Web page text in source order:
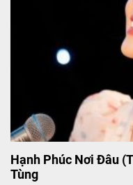
Hạnh Phúc Nơi Đâu
Tùng